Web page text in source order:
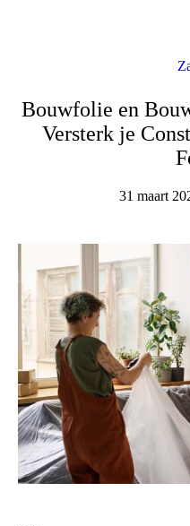
Bouwfolie en
Versterk je
31 maart